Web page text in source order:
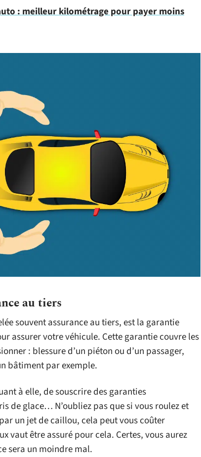
: meilleur kilométrage pour payer moins
au tiers
souvent assurance au tiers, est la garantie
assurer votre véhicule. Cette garantie couvre les
: blessure d’un piéton ou d’un passager,
bâtiment par exemple.
à elle, de souscrire des garanties
de glace… N’oubliez pas que si vous roulez et
un jet de caillou, cela peut vous coûter
vaut être assuré pour cela. Certes, vous aurez
sera un moindre mal.